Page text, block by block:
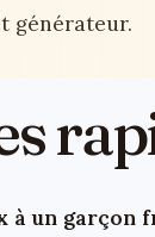
générateur.
à un garçon